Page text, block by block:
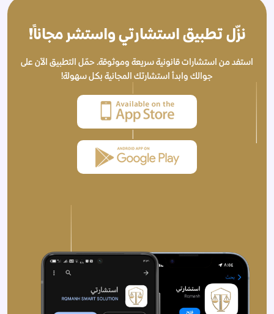
نزّل تطبيق استشارتي واستشر مجاناً!
استفد من استشارات قانونية سريعة وموثوقة. حمّل التطبيق الآن على
جوالك وابدأ استشارتك المجانية بكل سهولة!